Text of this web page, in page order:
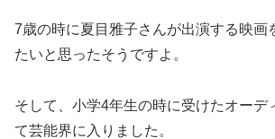
7歳の時に夏目雅子さんが出演する映画
たいと思ったそうですよ。
そして、小学4年生の時に受けたオーデ
て芸能界に入りました。